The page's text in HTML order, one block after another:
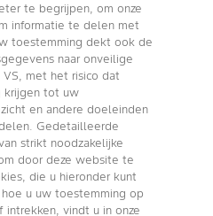
te begrijpen, om onze
informatie te delen met
toestemming dekt ook de
naar onveilige
met het risico dat
krijgen tot uw
en andere doeleinden
Gedetailleerde
strikt noodzakelijke
door deze website te
die u hieronder kunt
u uw toestemming op
vindt u in onze